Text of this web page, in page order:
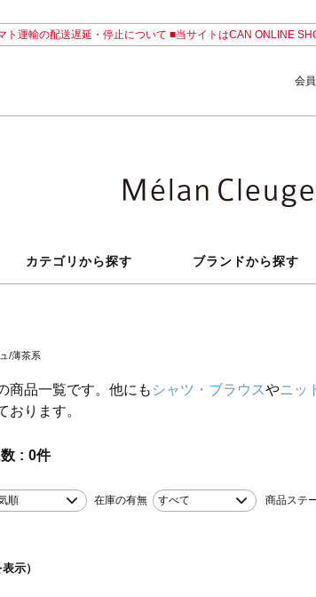
ト運輸の配送遅延・停止について ■当サイトはCAN ONLINE
会
カテゴリから探す ブランドから探す
/薄茶系
商品一覧です。他にも シャツ・ブラウスやニッ
おります。
0件
順 在庫の有無 すべて 商品ステ
示）